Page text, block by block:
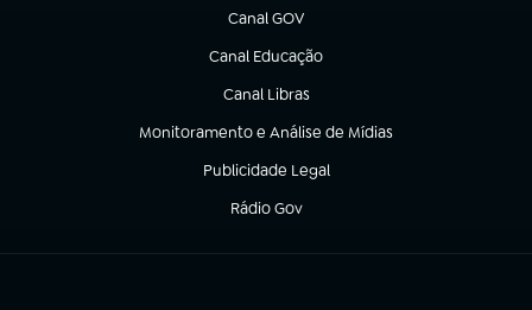
Canal GOV
(abre em nova aba)
Canal Educação
(abre em nova aba)
Canal Libras
(abre em nova aba)
Monitoramento e Análise de Mídias
(abre em nova aba)
Publicidade Legal
(abre em nova aba)
Rádio Gov
(abre em nova aba)